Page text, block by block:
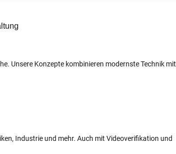
Unsere Konzepte kombinieren modernste Technik mit
Industrie und mehr. Auch mit Videoverifikation und